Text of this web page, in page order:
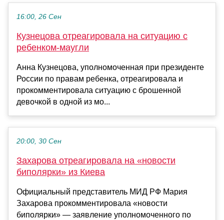
16:00, 26 Сен
Кузнецова отреагировала на ситуацию с
ребенком-маугли
Анна Кузнецова, уполномоченная при президенте
России по правам ребенка, отреагировала и
прокомментировала ситуацию с брошенной
девочкой в одной из мо...
20:00, 30 Сен
Захарова отреагировала на «новости
биполярки» из Киева
Официальный представитель МИД РФ Мария
Захарова прокомментировала «новости
биполярки» — заявление уполномоченного по